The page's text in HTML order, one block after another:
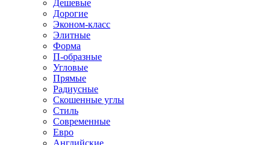
Дешевые
Дорогие
Эконом-класс
Элитные
Форма
П-образные
Угловые
Прямые
Радиусные
Скошенные углы
Стиль
Современные
Евро
Английские